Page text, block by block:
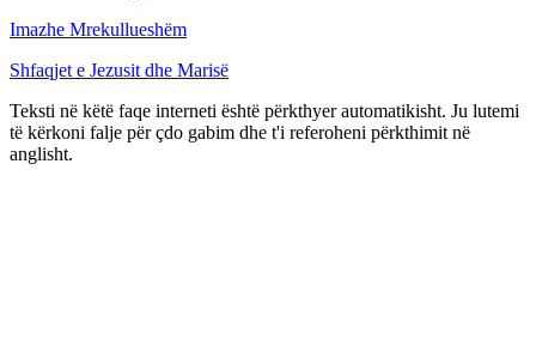
Imazhe Mrekullueshëm
Shfaqjet e Jezusit dhe Marisë
Teksti në këtë faqe interneti është përkthyer automatikisht. Ju lutemi
të kërkoni falje për çdo gabim dhe t'i referoheni përkthimit në
anglisht.